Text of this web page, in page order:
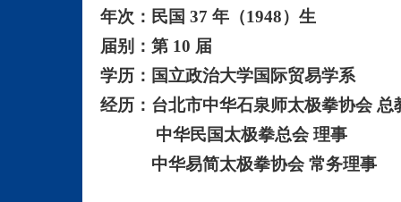
年次：民国 37 年（1948）生
届别：第 10 届
学历：国立政治大学国际贸易学系
经历：台北市中华石泉师太极拳协会
中华民国太极拳总会 理事
中华易简太极拳协会 常务理事